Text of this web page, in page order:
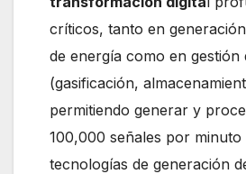
críticos, tanto en
de energía como en gestión
(gasificación,
permitiendo generar y
100,000 señales por minuto
tecnologías de generación